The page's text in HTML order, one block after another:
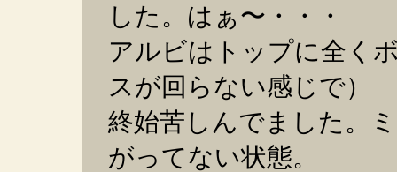
した。はぁ〜・・・
アルビはトップに全く
スが回らない感じで）
終始苦しんでました。
がってない状態。